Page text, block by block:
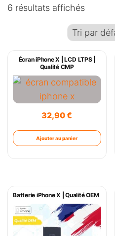
6 résultats affichés
Écran iPhone X | LCD LTPS |
Qualité CMP
32,90€
Ajouter au panier
Batterie iPhone X | Qualité OEM